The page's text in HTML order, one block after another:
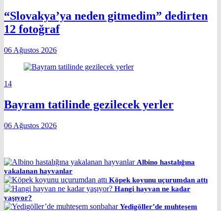
“Slovakya’ya neden gitmedim” dedirten
12 fotoğraf
06 Ağustos 2026
14
Bayram tatilinde gezilecek yerler
06 Ağustos 2026
Albino hastalığına
yakalanan hayvanlar
Köpek koyunu uçurumdan attı
Hangi hayvan ne kadar
yaşıyor?
Yedigöller’de muhteşem